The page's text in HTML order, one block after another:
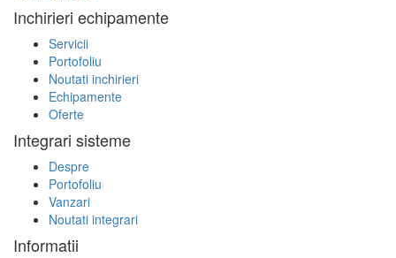
Inchirieri echipamente
Servicii
Portofoliu
Noutati inchirieri
Echipamente
Oferte
Integrari sisteme
Despre
Portofoliu
Vanzari
Noutati integrari
Informatii